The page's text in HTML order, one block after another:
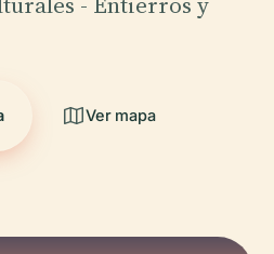
Ver mapa